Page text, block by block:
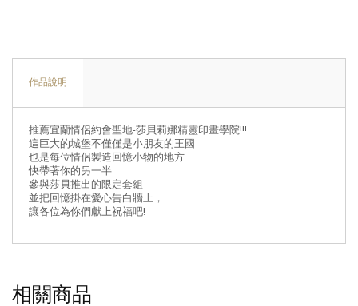
作品說明
推薦宜蘭情侶約會聖地-莎貝莉娜精靈印畫學院!!!
這巨大的城堡不僅僅是小朋友的王國
也是每位情侶製造回憶小物的地方
快帶著你的另一半
參與莎貝推出的限定套組
並把回憶掛在愛心告白牆上，
讓各位為你們獻上祝福吧!
相關商品